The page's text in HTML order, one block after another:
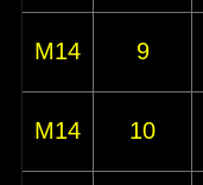
M14 9
M14 10